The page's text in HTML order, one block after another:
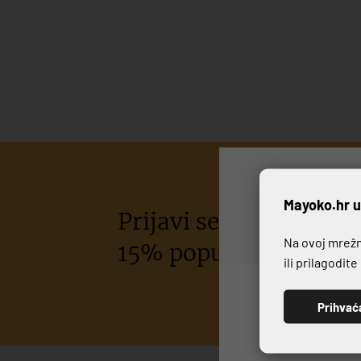
Prijavi se na naš
15% popusta na
Mayoko.hr
Na ovoj
ili prilagodite